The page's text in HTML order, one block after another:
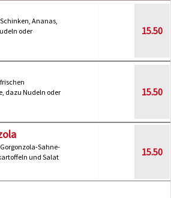
Ananas,
oder
15.50
dazu Nudeln oder
15.50
Sahne-
und Salat
15.50